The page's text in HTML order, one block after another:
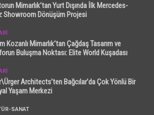
Mimarlık’tan Yurt Dışında İlk Mercedes-
Showroom Dönüşüm Projesi
Kozanlı Mimarlık’tan Çağdaş Tasarım ve
Buluşma Noktası: Elite World Kuşadası
Architects’ten Bağcılar’da Çok Yönlü Bir
Yaşam Merkezi
SANAT